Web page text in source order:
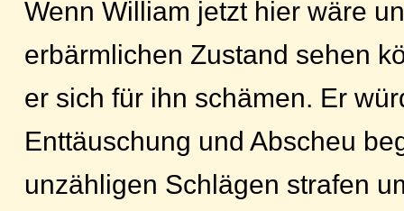
Wenn William jetzt hier wäre
erbärmlichen Zustand sehen
er sich für ihn schämen. Er
Enttäuschung und Abscheu
unzähligen Schlägen strafen